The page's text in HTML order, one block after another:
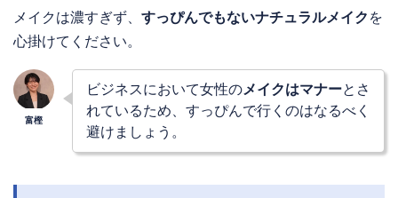
メイクは濃すぎず、 すっぴんでもないナチュラルメイク を
心掛けてください。
ビジネスにおいて女性のメイクはマナーとさ
れているため、すっぴんで行くのはなるべく
避けましょう。